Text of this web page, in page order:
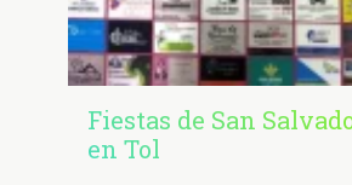
Fiestas de San
en Tol